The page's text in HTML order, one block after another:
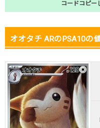
コードコピー
オオタチ ARのPSA10の